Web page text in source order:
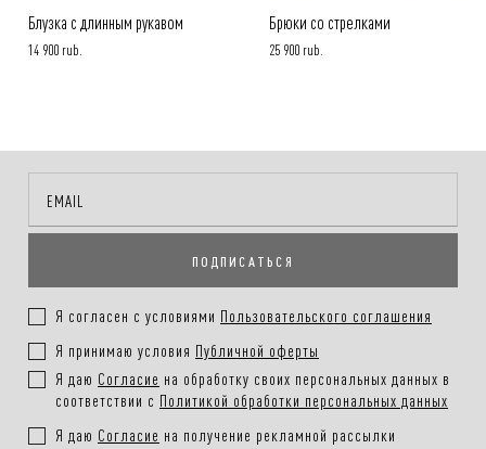
Блузка с длинным рукавом
14 900 rub.
Брюки со стрелками
25 900 rub.
ПОДПИСАТЬСЯ
Я согласен с условиями Пользовательского соглашения
Я принимаю условия Публичной оферты
Я даю Согласие на обработку своих персональных данных в
соответствии с Политикой обработки персональных данных
Я даю Согласие на получение рекламной рассылки